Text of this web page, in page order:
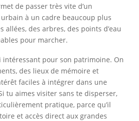
de passer très vite d’un
à un cadre beaucoup plus
allées, des arbres, des points d’eau
pour marcher.
intéressant pour son patrimoine. On
des lieux de mémoire et
faciles à intégrer dans une
tu aimes visiter sans te disperser,
pratique, parce qu’il
et accès direct aux grandes